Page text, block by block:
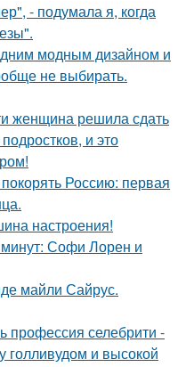
- подумала я, когда
модным дизайном и
не выбирать.
женщина решила сдать
и это
Россию: первая
настроения!
минут: Софи Лорен и
майли Сайрус.
профессия селебрити -
голливудом и высокой